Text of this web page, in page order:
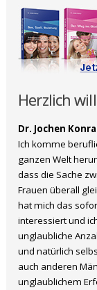
Herzlich
Dr. Jochen
Ich komme
ganzen Welt
dass die Sache
Frauen überall
hat mich das
interessiert und
unglaubliche
und natürlich
auch anderen
unglaublichem